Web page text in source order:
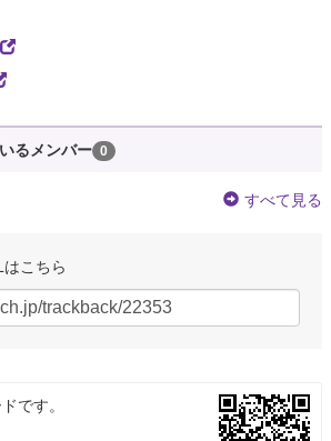
るメンバー 0
すべて見る
はこちら
です。